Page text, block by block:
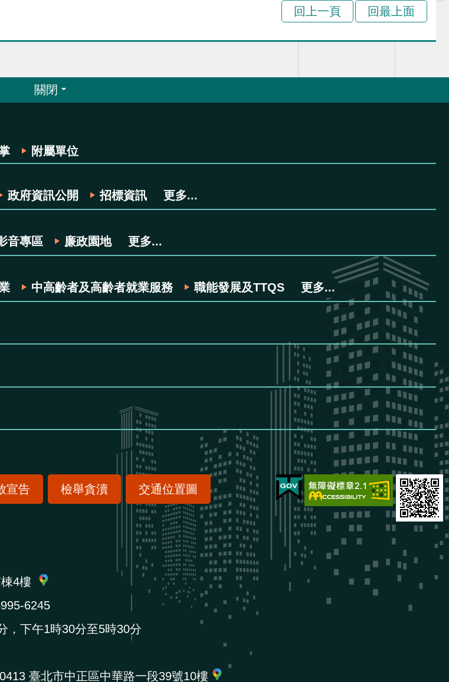
回上一頁 回最上面
關閉
附屬單位
政府資訊公開 招標資訊 更多...
音專區 廉政園地 更多...
中高齡者及高齡者就業服務 職能發展及TTQS 更多...
宣告 檢舉貪瀆 交通位置圖
4樓
6245
下午1時30分至5時30分
臺北市中正區中華路一段39號10樓